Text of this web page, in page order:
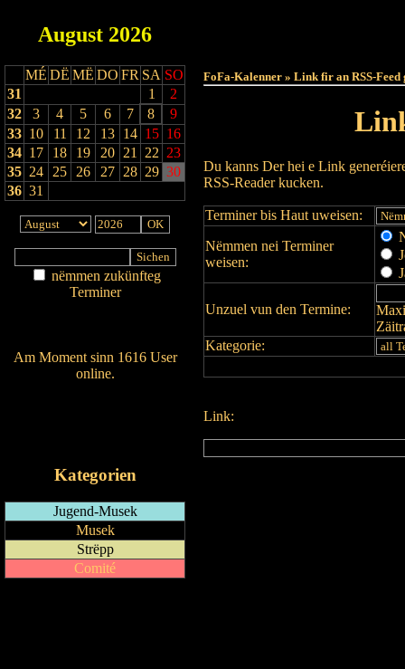
August 2026
MÉ DË MË DO FR SA SO
31
1
2
32
3 4 5 6 7 8
9
33 10 11 12 13 14 15 16
34 17 18 19 20 21 22 23
35 24 25 26 27 28 29 30
36 31
nëmmen zukünfteg
Terminer
Am Moment sinn 1616 User
online.
Kategorien
Jugend-Musek
Musek
Strëpp
Comité
FoFa-Kalenner » Link fir an RSS-Feed
Du kanns Der hei e Link
RSS-Reader kucken.
Terminer bis Haut uweisen:
Nëmmen nei Terminer
weisen:
Unzuel vun den Termine:
Kategorie:
Link: